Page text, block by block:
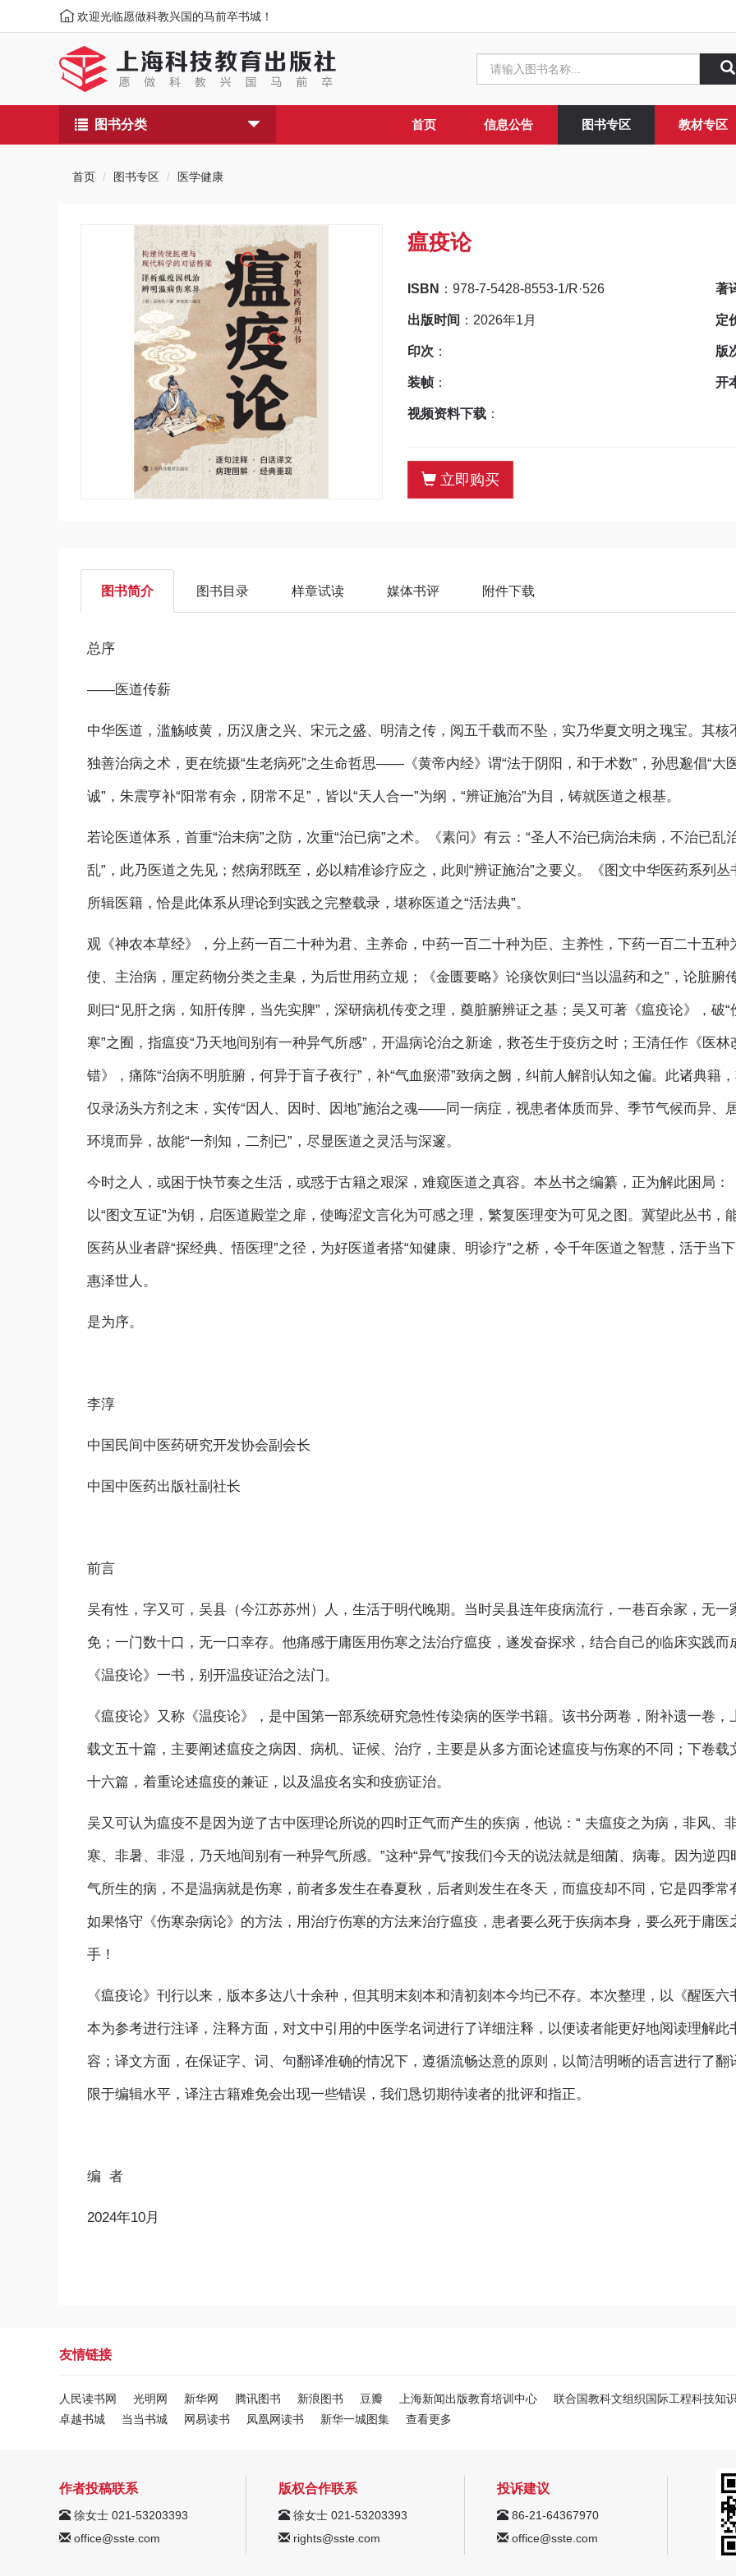
欢迎光临愿做科教兴国的马前卒书城！
图书分类 首页 信息公告 图书专区 教材专区
首页 图书专区 医学健康
瘟疫论
ISBN ：978-7-5428-8553-1/R·526 著
出版时间 ：2026年1月 定
印次 ： 版
装帧： 开
视频资料下载：
立即购买
图书简介 图书目录 样章试读 媒体书评 附件下载
总序
——医道传薪
中华医道，滥觞岐黄，历汉唐之兴、宋元之盛、明清之传，阅五千载而不坠，实乃华夏文明之瑰宝。其核
独善治病之术，更在统摄“生老病死”之生命哲思——《黄帝内经》谓“法于阴阳，和于术数”，孙思邈倡“大
诚”，朱震亨补“阳常有余，阴常不足”，皆以“天人合一”为纲，“辨证施治”为目，铸就医道之根基。
若论医道体系，首重“治未病”之防，次重“治已病”之术。《素问》有云：“圣人不治已病治未病，不治已乱
乱”，此乃医道之先见；然病邪既至，必以精准诊疗应之，此则“辨证施治”之要义。《图文中华医药系列丛
所辑医籍，恰是此体系从理论到实践之完整载录，堪称医道之“活法典”。
观《神农本草经》，分上药一百二十种为君、主养命，中药一百二十种为臣、主养性，下药一百二十五种
使、主治病，厘定药物分类之圭臬，为后世用药立规；《金匮要略》论痰饮则曰“当以温药和之”，论脏腑
则曰“见肝之病，知肝传脾，当先实脾”，深研病机传变之理，奠脏腑辨证之基；吴又可著《瘟疫论》，破“
寒”之囿，指瘟疫“乃天地间别有一种异气所感”，开温病论治之新途，救苍生于疫疠之时；王清任作《医林
错》，痛陈“治病不明脏腑，何异于盲子夜行”，补“气血瘀滞”致病之阙，纠前人解剖认知之偏。此诸典籍
仅录汤头方剂之末，实传“因人、因时、因地”施治之魂——同一病症，视患者体质而异、季节气候而异、
环境而异，故能“一剂知，二剂已”，尽显医道之灵活与深邃。
今时之人，或困于快节奏之生活，或惑于古籍之艰深，难窥医道之真容。本丛书之编纂，正为解此困局：
以“图文互证”为钥，启医道殿堂之扉，使晦涩文言化为可感之理，繁复医理变为可见之图。冀望此丛书，
医药从业者辟“探经典、悟医理”之径，为好医道者搭“知健康、明诊疗”之桥，令千年医道之智慧，活于当下
惠泽世人。
是为序。
李淳
中国民间中医药研究开发协会副会长
中国中医药出版社副社长
前言
吴有性，字又可，吴县（今江苏苏州）人，生活于明代晚期。当时吴县连年疫病流行，一巷百余家，无一
免；一门数十口，无一口幸存。他痛感于庸医用伤寒之法治疗瘟疫，遂发奋探求，结合自己的临床实践而
《温疫论》一书，别开温疫证治之法门。
《瘟疫论》又称《温疫论》，是中国第一部系统研究急性传染病的医学书籍。该书分两卷，附补遗一卷，
载文五十篇，主要阐述瘟疫之病因、病机、证候、治疗，主要是从多方面论述瘟疫与伤寒的不同；下卷载
十六篇，着重论述瘟疫的兼证，以及温疫名实和疫疬证治。
吴又可认为瘟疫不是因为逆了古中医理论所说的四时正气而产生的疾病，他说：“ 夫瘟疫之为病，非风、
寒、非暑、非湿，乃天地间别有一种异气所感。”这种“异气”按我们今天的说法就是细菌、病毒。因为逆四
气所生的病，不是温病就是伤寒，前者多发生在春夏秋，后者则发生在冬天，而瘟疫却不同，它是四季常
如果恪守《伤寒杂病论》的方法，用治疗伤寒的方法来治疗瘟疫，患者要么死于疾病本身，要么死于庸医
手！
《瘟疫论》刊行以来，版本多达八十余种，但其明末刻本和清初刻本今均已不存。本次整理，以《醒医六
本为参考进行注译，注释方面，对文中引用的中医学名词进行了详细注释，以便读者能更好地阅读理解此
容；译文方面，在保证字、词、句翻译准确的情况下，遵循流畅达意的原则，以简洁明晰的语言进行了翻
限于编辑水平，译注古籍难免会出现一些错误，我们恳切期待读者的批评和指正。
编 者
2024年10月
友情链接
人民读书网 光明网 新华网 腾讯图书 新浪图书 豆瓣 上海新闻出版教育培训中心 联合国教科文组织国际工程科技知
卓越书城
当当书城 网易读书 凤凰网读书 新华一城图集 查看更多
作者投稿联系
徐女士 021-53203393
office@sste.com
版权合作联系
徐女士 021-53203393
rights@sste.com
投诉建议
86-21-64367970
office@sste.com